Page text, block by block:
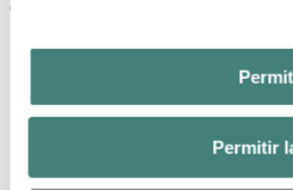
Permitir
estás en camino?